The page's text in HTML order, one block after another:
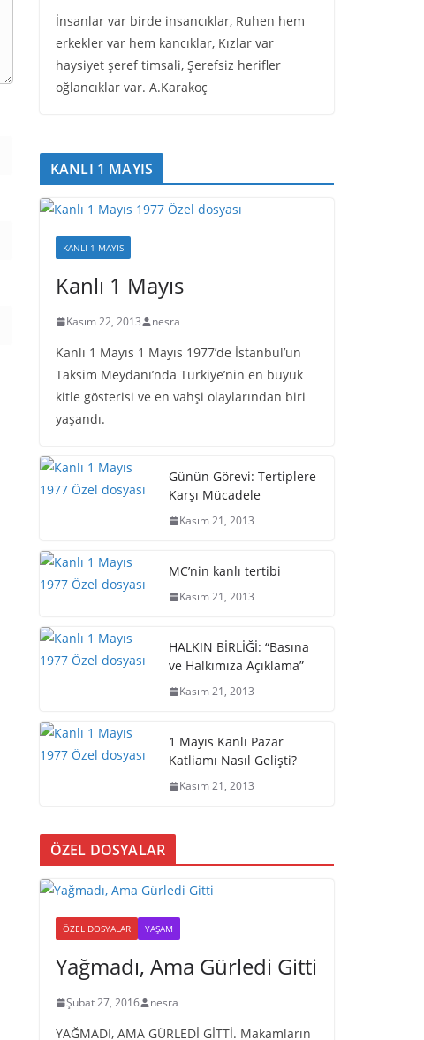
İnsanlar var birde insancıklar, Ruhen hem
erkekler var hem kancıklar, Kızlar var
haysiyet şeref timsali, Şerefsiz herifler
oğlancıklar var. A.Karakoç
KANLI 1 MAYIS
KANLI 1 MAYIS
Kanlı 1 Mayıs
Kasım 22, 2013 nesra
Kanlı 1 Mayıs 1 Mayıs 1977’de İstanbul’un
Taksim Meydanı’nda Türkiye’nin en büyük
kitle gösterisi ve en vahşi olaylarından biri
yaşandı.
Günün Görevi: Tertiplere
Karşı Mücadele
Kasım 21, 2013
MC’nin kanlı tertibi
Kasım 21, 2013
HALKIN BİRLİĞİ: “Basına
ve Halkımıza Açıklama”
Kasım 21, 2013
1 Mayıs Kanlı Pazar
Katliamı Nasıl Gelişti?
Kasım 21, 2013
ÖZEL DOSYALAR
ÖZEL DOSYALAR YAŞAM
Yağmadı, Ama Gürledi Gitti
Şubat 27, 2016 nesra
YAĞMADI, AMA GÜRLEDİ GİTTİ. Makamların